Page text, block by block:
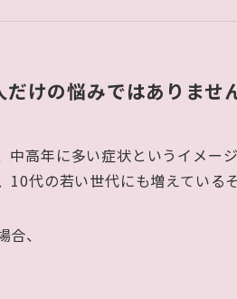
けの悩みではありませ
中高年に多い症状というイメー
10代の若い世代にも増えているそ
、